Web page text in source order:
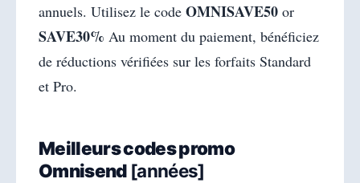
annuels. Utilisez le code OMNISAVE50 or
SAVE30% Au moment du paiement, bénéficiez
de réductions vérifiées sur les forfaits Standard
et Pro.
Meilleurs codes promo
Omnisend[années]